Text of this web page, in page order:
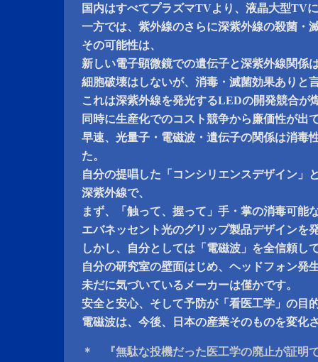
国内はすべてプラズマTVより、液晶大型TV
一方では、紫外線のさらに深紫外線の殺菌・
その可能性は、
新しい電子顕微鏡での遺伝子と深紫外線関係
細胞破壊はしないが、消毒・滅菌効果ありと
これは深紫外線を発光するLEDの開発競合が
同時に生産化でのコスト競争から廉価性が出
早速、光量子・電磁波・遺伝子の関係は消毒
た。
自分の提唱した「コンシリエンスデザイン」
深紫外線で、
まず、「触って、握って」手・掌の消毒可能
エバネッセント光のグリップ製品デザインを
しかし、自分としては「電磁波」を全信頼し
自分の研究室の壁面はじめ、ヘッドフォン発
未だに気づいているメーカーは僅かです。
安全と安心、そして予防が「看医工学」の目
電磁波は、今後、日本の産業そのものを変化
＊ 『無駄な投機だった医工学の廃止が証明